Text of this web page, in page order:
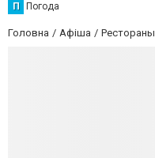
П Погода
Головна Афіша Рестораны